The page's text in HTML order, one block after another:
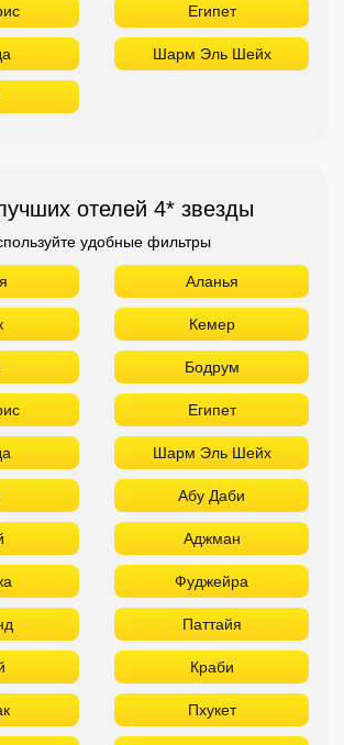
Египет
Шарм Эль Шейх
отелей 4* звезды
удобные фильтры
Аланья
Кемер
Бодрум
Египет
Шарм Эль Шейх
Абу Даби
Аджман
Фуджейра
Паттайя
Краби
Пхукет